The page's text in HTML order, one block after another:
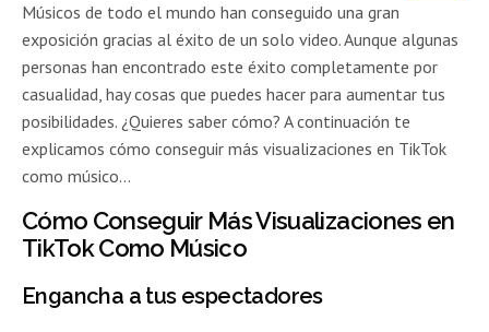
Músicos de todo el mundo han conseguido una gran
exposición gracias al éxito de un solo video. Aunque algunas
personas han encontrado este éxito completamente por
casualidad, hay cosas que puedes hacer para aumentar tus
posibilidades. ¿Quieres saber cómo? A continuación te
explicamos cómo conseguir más visualizaciones en TikTok
como músico…
Cómo Conseguir Más Visualizaciones en
TikTok Como Músico
Engancha a tus espectadores